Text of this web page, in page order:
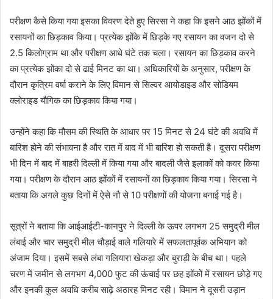
परीक्षण कैसे किया गया इसका विवरण देते हुए सिरसा ने कहा कि इसने आठ झोंकों में
रसायनों का छिड़काव किया। प्रत्येक झोंके में छिड़के गए रसायन का वजन दो से
2.5 किलोग्राम था और परीक्षण आधे घंटे तक चला। रसायन का छिड़काव करने
का प्रत्येक झोंका दो से ढाई मिनट का था। अधिकारियों के अनुसार, परीक्षण के
दौरान कृत्रिम वर्षा कराने के लिए विमान से सिल्वर आयोडाइड और सोडियम
क्लोराइड यौगिक का छिड़काव किया गया।
उन्होंने कहा कि मौसम की स्थिति के आधार पर 15 मिनट से 24 घंटे की अवधि में
बारिश होने की संभावना है और रात में बाद में भी बारिश हो सकती है। दूसरा परीक्षण
भी दिन में बाद में बाहरी दिल्ली में किया गया और बादली जैसे इलाकों को कवर किया
गया। परीक्षण के दौरान आठ झोंकों में रसायनों का छिड़काव किया गया। सिरसा ने
बताया कि अगले कुछ दिनों में ऐसे नौ से 10 परीक्षणों की योजना बनाई गई है।
सूत्रों ने बताया कि आईआईटी-कानपुर ने दिल्ली के ऊपर लगभग 25 समुद्री मील
लंबाई और चार समुद्री मील चौड़ाई वाले गलियारे में सफलतापूर्वक अभियान को
अंजाम दिया। इसमें सबसे लंबा गलियारा खेकड़ा और बुराड़ी के बीच था। पहले
चरण में जमीन से लगभग 4,000 फुट की ऊंचाई पर छह झोंकों में रसायन छोड़े गए
और इनकी कुल अवधि करीब साढ़े अठारह मिनट रही। विमान ने दूसरी उड़ान